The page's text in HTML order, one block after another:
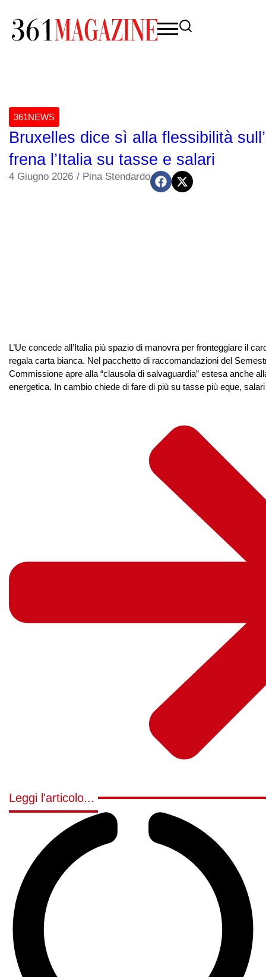
361NEWS
Bruxelles dice sì alla flessibilità
frena l’Italia su tasse e salari
4 Giugno 2026 / Pina Stendardo
L’Ue concede all’Italia più spazio di manovra per fronteggiare il
regala carta bianca. Nel pacchetto di raccomandazioni del
Commissione apre alla “clausola di salvaguardia” estesa anche
energetica. In cambio chiede di fare di più su tasse più eque,
Leggi l'articolo...